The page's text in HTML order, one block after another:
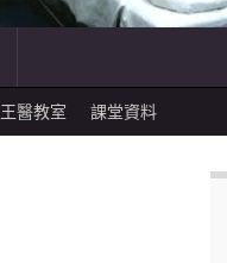
王醫教室 課堂資料